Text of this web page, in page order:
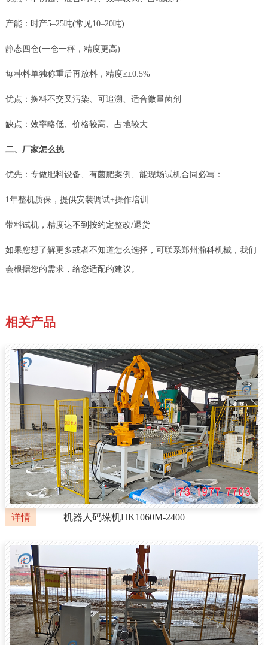
产能：时产5–25吨(常见10–20吨)
静态四仓(一仓一秤，精度更高)
每种料单独称重后再放料，精度≤±0.5%
优点：换料不交叉污染、可追溯、适合微量菌剂
缺点：效率略低、价格较高、占地较大
二、厂家怎么挑
优先：专做肥料设备、有菌肥案例、能现场试机合同必写：
1年整机质保，提供安装调试+操作培训
带料试机，精度达不到按约定整改/退货
如果您想了解更多或者不知道怎么选择，可联系郑州瀚科机械，我们
会根据您的需求，给您适配的建议。
相关产品
详情 机器人码垛机HK1060M-2400